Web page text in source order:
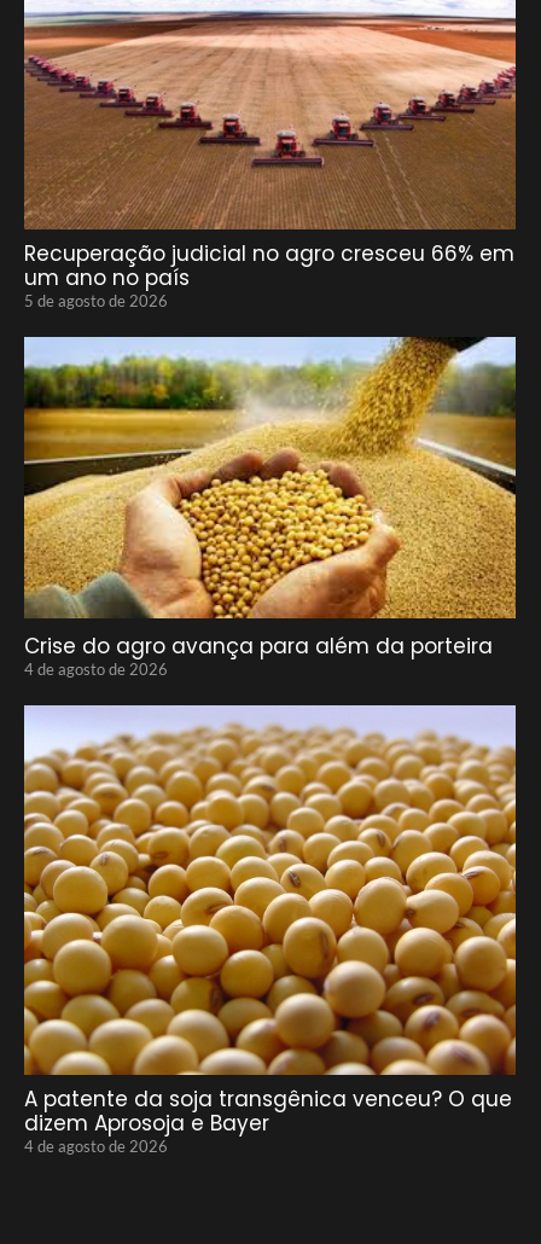
Recuperação judicial no agro cresceu 66% em
um ano no país
5 de agosto de 2026
Crise do agro avança para além da porteira
4 de agosto de 2026
A patente da soja transgênica venceu? O que
dizem Aprosoja e Bayer
4 de agosto de 2026